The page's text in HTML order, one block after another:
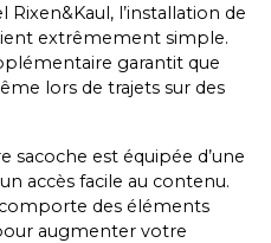
l’installation de
extrêmement simple.
garantit que
lors de trajets sur des
sacoche est équipée d’une
accès facile au contenu.
des éléments
augmenter votre